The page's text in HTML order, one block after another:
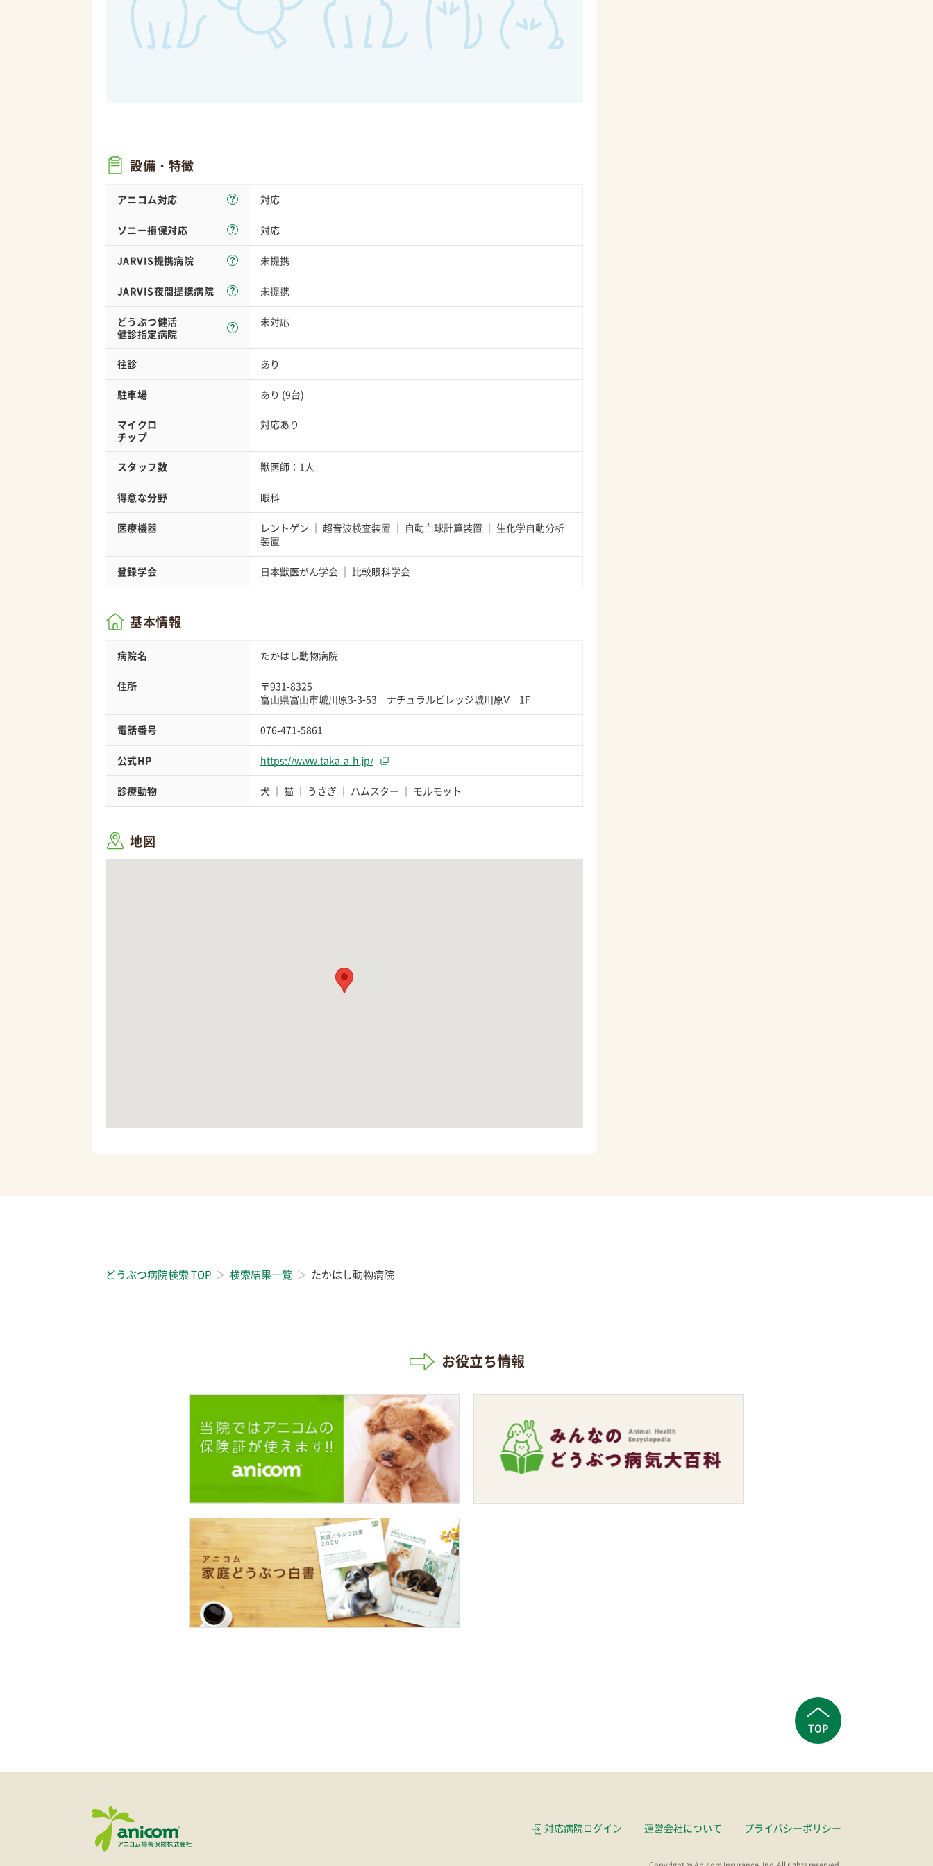
設備・特徴
アニコム対応 対応
ソニー損保対応 対応
JARVIS提携病院 未提携
JARVIS夜間提携病院 未提携
どうぶつ健活
健診指定病院
未対応
往診 あり
駐車場 あり (9台)
マイクロ
チップ
対応あり
スタッフ数 獣医師：1人
得意な分野 眼科
医療機器 レントゲン 超音波検査装置 自動血球計算装置
生化学自動分析
装置
登録学会 日本獣医がん学会 比較眼科学会
基本情報
病院名 たかはし動物病院
住所
〒931-8325
富山県富山市城川原3-3-53 ナチュラルビレッジ城川原Ⅴ 1F
電話番号 076-471-5861
公式HP https://www.taka-a-h.jp/
診療動物 犬 猫 うさぎ ハムスター モルモット
地図
どうぶつ病院検索 TOP 検索結果一覧 たかはし動物病院
お役立ち情報
TOP
対応病院ログイン 運営会社について プライバシーポリシー